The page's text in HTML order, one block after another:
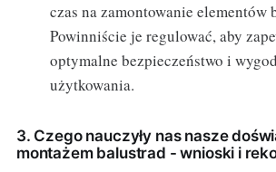
czas na zamontowanie elementów
Powinniście je regulować, aby
optymalne bezpieczeństwo i
użytkowania.
3. Czego nauczyły nas nasze
montażem balustrad - wnioski i